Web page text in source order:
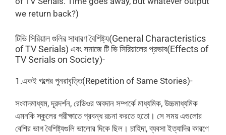
we return back?)
টিভি সিরিয়াল গুলির সাধারণ বৈশিষ্ট্য(General Characteristics
of TV Serials) এবং সমাজে টি ভি সিরিয়ালের প্রভাব(Effects of
TV Serials on Society)-
1.একই গল্পের পুনরাবৃত্তি(Repetition of Same Stories)-
সংবাদমাধ্যম, দূরদর্শন, রেডিওর অবদান সম্পর্কে মাধ্যমিক, উচ্চমাধ্যমিক
এমনকি স্কুলের পরীক্ষাতে প্রবন্ধ রচনা করতে হতো। সে সময় এগুলোর
বেশির ভাগ বৈশিষ্ট্যগুলি ভালোর দিকে ছিল। চাহিদা, ব্যবসা ইত্যাদির কারণে